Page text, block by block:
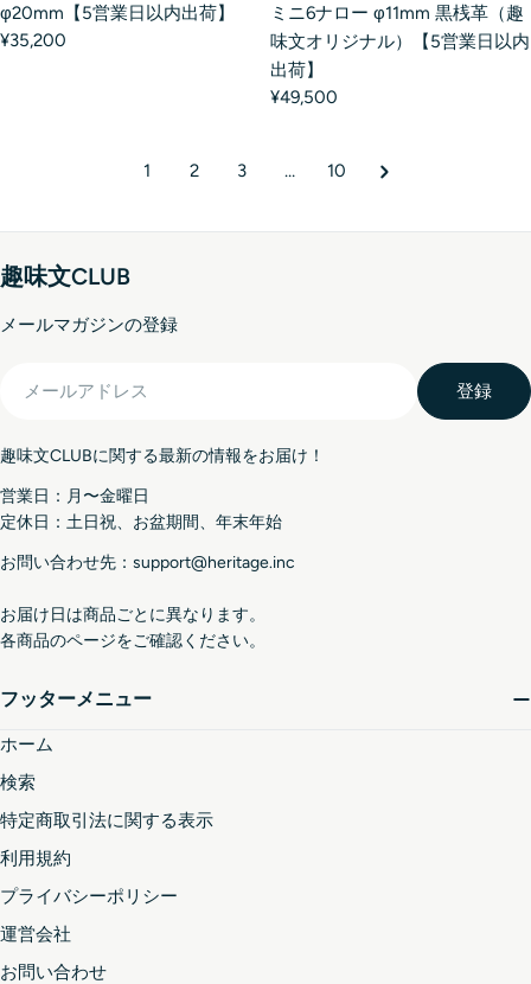
φ20mm【5営業日以内出荷】
¥35,200
ミニ6ナロー φ11mm 黒桟革（趣
味文オリジナル）【5営業日以内
出荷】
¥49,500
1 2 3 … 10
趣味文CLUB
メールマガジンの登録
ア
ド
レ
登録
趣味文CLUBに関する最新の情報をお届け！
営業日：月〜金曜日
定休日：土日祝、お盆期間、年末年始
お問い合わせ先：support@heritage.inc
お届け日は商品ごとに異なります。
各商品のページをご確認ください。
フッターメニュー
ホーム
検索
特定商取引法に関する表示
利用規約
プライバシーポリシー
運営会社
お問い合わせ